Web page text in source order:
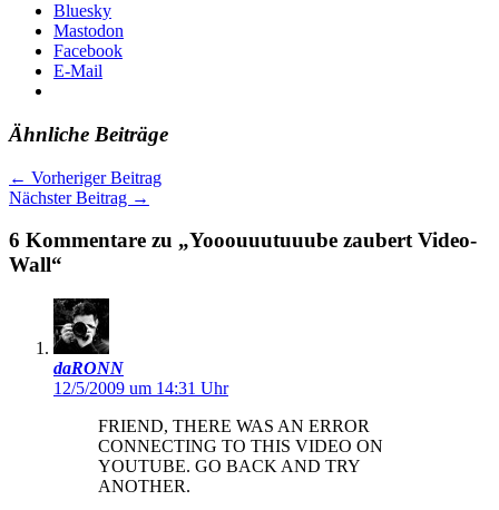
Bluesky
Mastodon
Facebook
E-Mail
Ähnliche Beiträge
← Vorheriger Beitrag
Nächster Beitrag →
6 Kommentare zu „Yooouuutuuube zaubert Video-
Wall“
daRONN
12/5/2009 um 14:31 Uhr
FRIEND, THERE WAS AN ERROR
CONNECTING TO THIS VIDEO ON
YOUTUBE. GO BACK AND TRY
ANOTHER.